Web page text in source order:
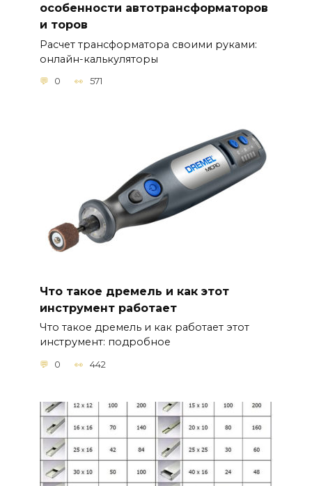
особенности автотрансформаторов
и торов
Расчет трансформатора своими руками:
онлайн-калькуляторы
0 571
Что такое дремель и как этот
инструмент работает
Что такое дремель и как работает этот
инструмент: подробное
0 442